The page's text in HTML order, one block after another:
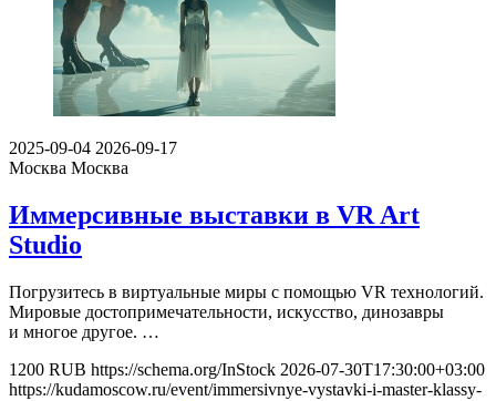
2025-09-04 2026-09-17
Москва Москва
Иммерсивные выставки в VR Art
Studio
Погрузитесь в виртуальные миры с помощью VR технологий.
Мировые достопримечательности, искусство, динозавры
и многое другое. …
1200 RUB https://schema.org/InStock 2026-07-30T17:30:00+03:00
https://kudamoscow.ru/event/immersivnye-vystavki-i-master-klassy-